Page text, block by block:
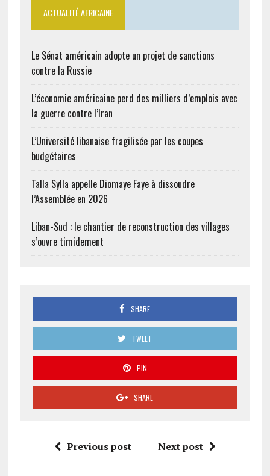
ACTUALITÉ AFRICAINE
Le Sénat américain adopte un projet de sanctions
contre la Russie
L’économie américaine perd des milliers d’emplois avec
la guerre contre l’Iran
L’Université libanaise fragilisée par les coupes
budgétaires
Talla Sylla appelle Diomaye Faye à dissoudre
l’Assemblée en 2026
Liban-Sud : le chantier de reconstruction des villages
s’ouvre timidement
SHARE
TWEET
PIN
SHARE
Previous post Next post